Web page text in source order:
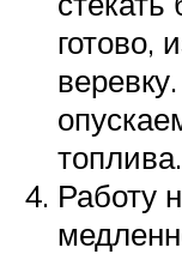
готово,
топлива.
Работу